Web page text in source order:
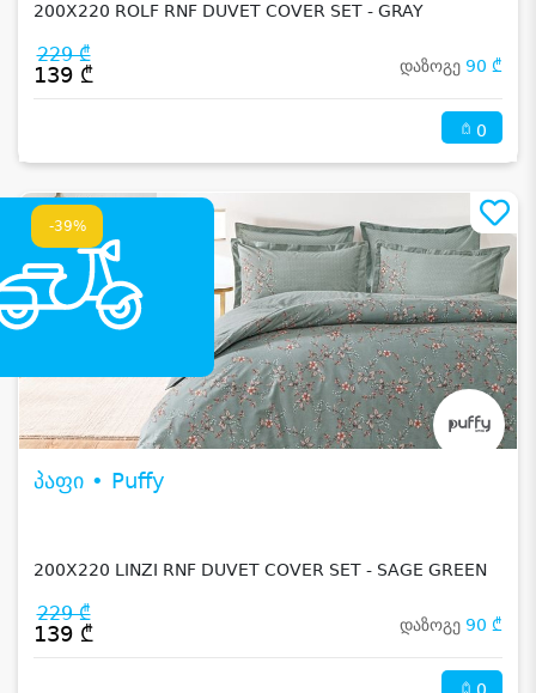
200X220 ROLF RNF DUVET COVER SET - GRAY
229 ₾
139 ₾ დაზოგე 90 ₾
0
-39%
პაფი • Puffy
200X220 LINZI RNF DUVET COVER SET - SAGE GREEN
229 ₾
139 ₾ დაზოგე 90 ₾
0